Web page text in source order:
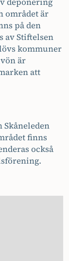
området är
på den
av Stiftelsen
kommuner
är
att
Skåneleden
finns
också